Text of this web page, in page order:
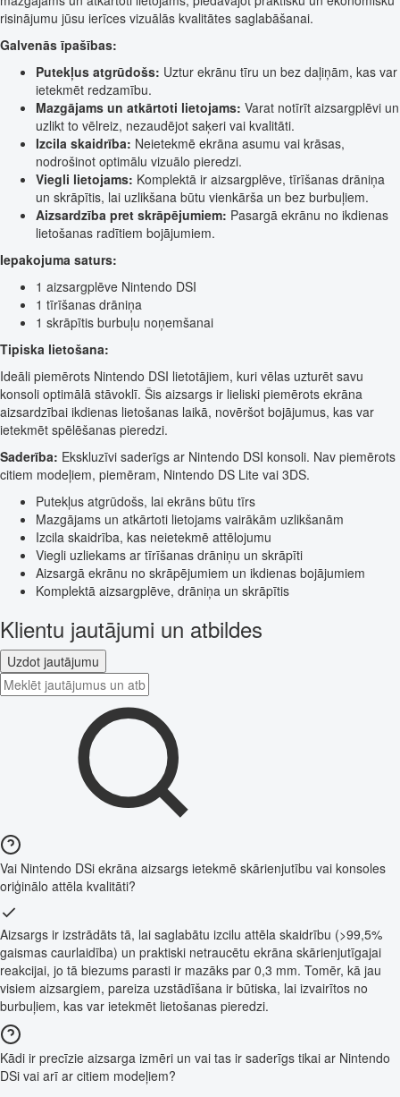
risinājumu jūsu ierīces vizuālās kvalitātes saglabāšanai.
Galvenās īpašības:
Putekļus atgrūdošs: Uztur ekrānu tīru un bez daļiņām, kas var
ietekmēt redzamību.
Mazgājams un atkārtoti lietojams: Varat notīrīt aizsargplēvi un
uzlikt to vēlreiz, nezaudējot saķeri vai kvalitāti.
Izcila skaidrība: Neietekmē ekrāna asumu vai krāsas,
nodrošinot optimālu vizuālo pieredzi.
Viegli lietojams: Komplektā ir aizsargplēve, tīrīšanas drāniņa
un skrāpītis, lai uzlikšana būtu vienkārša un bez burbuļiem.
Aizsardzība pret skrāpējumiem: Pasargā ekrānu no ikdienas
lietošanas radītiem bojājumiem.
Iepakojuma saturs:
1 aizsargplēve Nintendo DSI
1 tīrīšanas drāniņa
1 skrāpītis burbuļu noņemšanai
Tipiska lietošana:
Ideāli piemērots Nintendo DSI lietotājiem, kuri vēlas uzturēt savu
konsoli optimālā stāvoklī. Šis aizsargs ir lieliski piemērots ekrāna
aizsardzībai ikdienas lietošanas laikā, novēršot bojājumus, kas var
ietekmēt spēlēšanas pieredzi.
Saderība: Ekskluzīvi saderīgs ar Nintendo DSI konsoli. Nav piemērots
citiem modeļiem, piemēram, Nintendo DS Lite vai 3DS.
Putekļus atgrūdošs, lai ekrāns būtu tīrs
Mazgājams un atkārtoti lietojams vairākām uzlikšanām
Izcila skaidrība, kas neietekmē attēlojumu
Viegli uzliekams ar tīrīšanas drāniņu un skrāpīti
Aizsargā ekrānu no skrāpējumiem un ikdienas bojājumiem
Komplektā aizsargplēve, drāniņa un skrāpītis
Klientu jautājumi un atbildes
Uzdot jautājumu
Vai Nintendo DSi ekrāna aizsargs ietekmē skārienjutību vai konsoles
oriģinālo attēla kvalitāti?
Aizsargs ir izstrādāts tā, lai saglabātu izcilu attēla skaidrību (>99,5%
gaismas caurlaidība) un praktiski netraucētu ekrāna skārienjutīgajai
reakcijai, jo tā biezums parasti ir mazāks par 0,3 mm. Tomēr, kā jau
visiem aizsargiem, pareiza uzstādīšana ir būtiska, lai izvairītos no
burbuļiem, kas var ietekmēt lietošanas pieredzi.
Kādi ir precīzie aizsarga izmēri un vai tas ir saderīgs tikai ar Nintendo
DSi vai arī ar citiem modeļiem?